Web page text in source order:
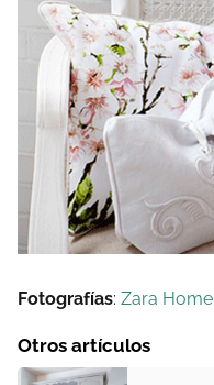
Fotografías: Zara Home
Otros artículos